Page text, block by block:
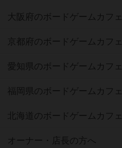
大阪府のボードゲームカフェ
京都府のボードゲームカフェ
愛知県のボードゲームカフェ
福岡県のボードゲームカフェ
北海道のボードゲームカフェ
オーナー・店長の方へ